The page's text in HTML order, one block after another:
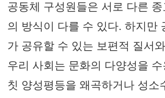
공동체 구성원들은 서로 다른
의 방식이 다를 수 있다. 하지만
가 공유할 수 있는 보편적 질서
우리 사회는 문화의 다양성을
칫 양성평등을 왜곡하거나 성소